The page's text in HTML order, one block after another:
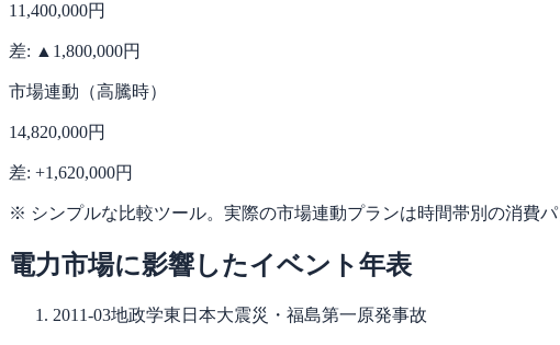
11,400,000円
差: ▲ 1,800,000円
市場連動（高騰時）
14,820,000円
差: +1,620,000円
※ シンプルな比較ツール。実際の市場連動プランは時間帯別の消費
電力市場に影響したイベント年表
2011-03地政学東日本大震災・福島第一原発事故